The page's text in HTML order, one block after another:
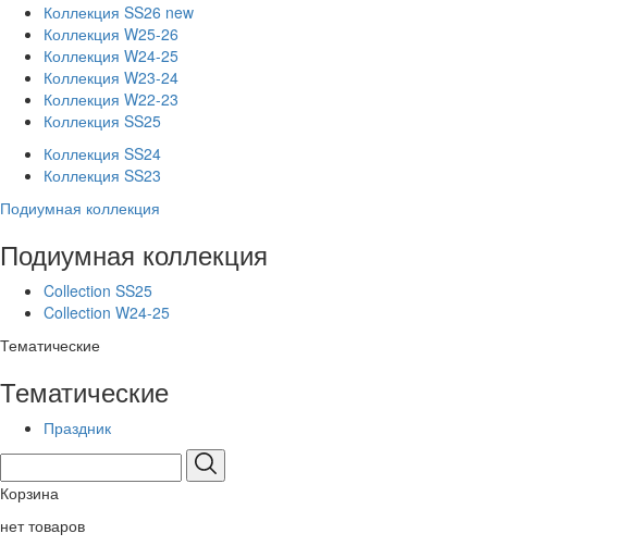
Коллекция SS26 new
Коллекция W25-26
Коллекция W24-25
Коллекция W23-24
Коллекция W22-23
Коллекция SS25
Коллекция SS24
Коллекция SS23
Подиумная коллекция
Подиумная коллекция
Collection SS25
Collection W24-25
Тематические
Тематические
Праздник
Корзина
нет товаров